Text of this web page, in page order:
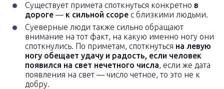
Существует примета споткнуться конкретно в
дороге — к сильной ссоре с близкими людьми.
Суеверные люди также сильно обращают
внимание на тот факт, на какую именно ногу они
споткнулись. По приметам, споткнуться на левую
ногу обещает удачу и радость, если человек
появился на свет нечетного числа, если же дата
появления на свет — число четное, то это не к
добру.